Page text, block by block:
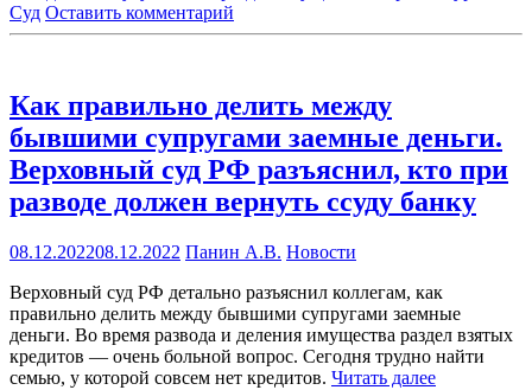
Суд Оставить комментарий
Как правильно делить между
бывшими супругами заемные деньги.
Верховный суд РФ разъяснил, кто при
разводе должен вернуть ссуду банку
08.12.202208.12.2022 Панин А.В. Новости
Верховный суд РФ детально разъяснил коллегам, как
правильно делить между бывшими супругами заемные
деньги. Во время развода и деления имущества раздел взятых
кредитов — очень больной вопрос. Сегодня трудно найти
семью, у которой совсем нет кредитов. Читать далее